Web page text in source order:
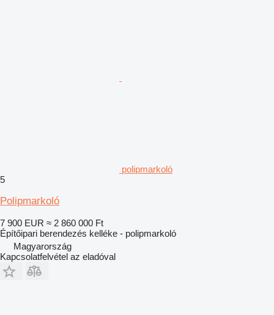
polipmarkoló
5
Polipmarkoló
7 900 EUR ≈ 2 860 000 Ft
Építőipari berendezés kelléke - polipmarkoló
Magyarország
Kapcsolatfelvétel az eladóval